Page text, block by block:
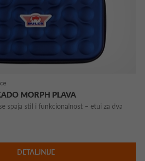
MORPH PLAVA
spaja stil i funkcionalnost – etui za dva
DETALJNIJE